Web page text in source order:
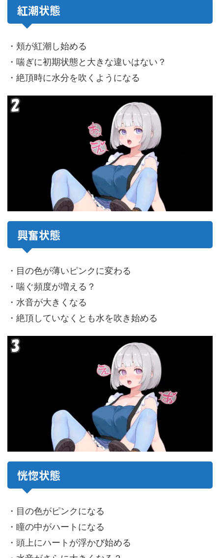
紅潮状態
・頬が紅潮し始める
・喘ぎに初期状態と大きな違いはない？
・絶頂時に水分を吹くようになる
興奮状態
・目の色が薄いピンクに変わる
・喘ぐ頻度が増える？
・水音が大きくなる
・絶頂していなくとも水を吹き始める
恍惚状態
・目の色がピンクになる
・瞳の中がハートになる
・頭上にハートが浮かび始める